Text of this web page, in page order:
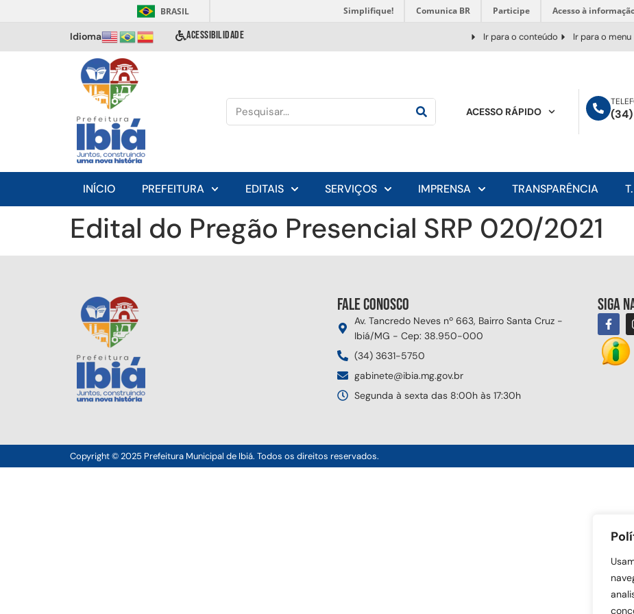
BRASIL Simplifique! Comunica BR Participe Acesso à
Idioma ACESSIBILIDADE Ir para o conteúdo Ir para o menu
ACESSO RÁPIDO
INÍCIO PREFEITURA EDITAIS SERVIÇOS IMPRENSA TRANSPARÊNCIA
Edital do Pregão Presencial SRP 020/2021
Fale conosco
Av. Tancredo Neves nº 663, Bairro Santa Cruz -
Ibiá/MG - Cep: 38.950-000
(34) 3631-5750
gabinete@ibia.mg.gov.br
Segunda à sexta das 8:00h às 17:30h
Siga
Copyright © 2025 Prefeitura Municipal de Ibiá. Todos os direitos reservados.